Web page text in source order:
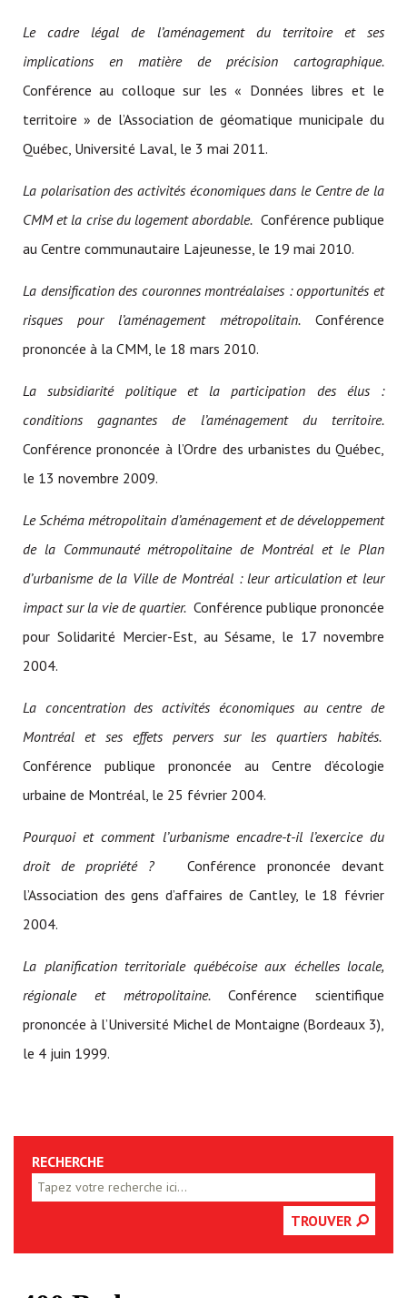
Le cadre légal de l’aménagement du territoire et ses
implications en matière de précision cartographique.
Conférence au colloque sur les « Données libres et le
territoire » de l’Association de géomatique municipale du
Québec, Université Laval, le 3 mai 2011.
La polarisation des activités économiques dans le Centre de la
CMM et la crise du logement abordable. Conférence publique
au Centre communautaire Lajeunesse, le 19 mai 2010.
La densification des couronnes montréalaises : opportunités et
risques pour l’aménagement métropolitain. Conférence
prononcée à la CMM, le 18 mars 2010.
La subsidiarité politique et la participation des élus :
conditions gagnantes de l’aménagement du territoire.
Conférence prononcée à l’Ordre des urbanistes du Québec,
le 13 novembre 2009.
Le Schéma métropolitain d’aménagement et de développement
de la Communauté métropolitaine de Montréal et le Plan
d’urbanisme de la Ville de Montréal : leur articulation et leur
impact sur la vie de quartier. Conférence publique prononcée
pour Solidarité Mercier-Est, au Sésame, le 17 novembre
2004.
La concentration des activités économiques au centre de
Montréal et ses effets pervers sur les quartiers habités.
Conférence publique prononcée au Centre d’écologie
urbaine de Montréal, le 25 février 2004.
Pourquoi et comment l’urbanisme encadre-t-il l’exercice du
droit de propriété ?
Conférence prononcée devant
l’Association des gens d’affaires de Cantley, le 18 février
2004.
La planification territoriale québécoise aux échelles locale,
régionale et métropolitaine.Conférence scientifique
prononcée à l’Université Michel de Montaigne (Bordeaux 3),
le 4 juin 1999.
RECHERCHE
TROUVER